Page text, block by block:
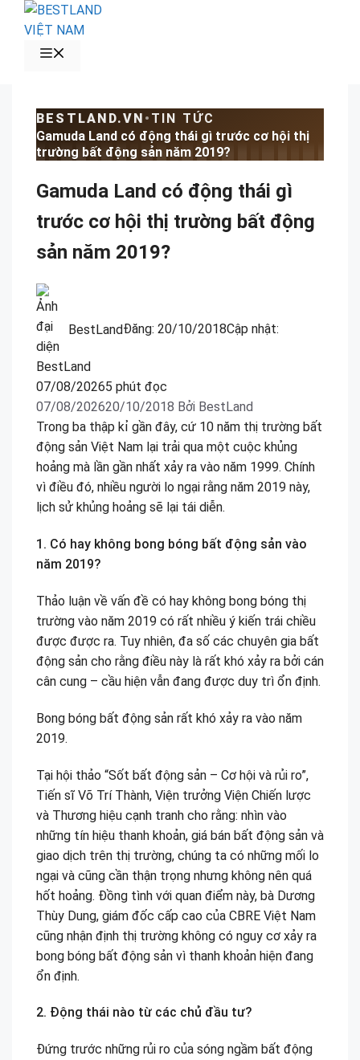
Chuyển
BESTLAND.VN • TIN TỨC
Gamuda Land có động thái gì trước cơ hội thị
trường bất động sản năm 2019?
Gamuda Land có động thái gì
trước cơ hội thị trường bất động
sản năm 2019?
BestLandĐăng: 20/10/2018Cập nhật:
07/08/20265 phút đọc
07/08/202620/10/2018 Bởi BestLand
Trong ba thập kỉ gần đây, cứ 10 năm thị trường bất
động sản Việt Nam lại trải qua một cuộc khủng
hoảng mà lần gần nhất xảy ra vào năm 1999. Chính
vì điều đó, nhiều người lo ngại rằng năm 2019 này,
lịch sử khủng hoảng sẽ lại tái diễn.
1. Có hay không bong bóng bất động sản vào
năm 2019?
Thảo luận về vấn đề có hay không bong bóng thị
trường vào năm 2019 có rất nhiều ý kiến trái chiều
được được ra. Tuy nhiên, đa số các chuyên gia bất
động sản cho rằng điều này là rất khó xảy ra bởi cán
cân cung – cầu hiện vẫn đang được duy trì ổn định.
Bong bóng bất động sản rất khó xảy ra vào năm
2019.
Tại hội thảo “Sốt bất động sản – Cơ hội và rủi ro”,
Tiến sĩ Võ Trí Thành, Viện trưởng Viện Chiến lược
và Thương hiệu cạnh tranh cho rằng: nhìn vào
những tín hiệu thanh khoản, giá bán bất động sản và
giao dịch trên thị trường, chúng ta có những mối lo
ngại và cũng cần thận trọng nhưng không nên quá
hốt hoảng. Đồng tình với quan điểm này, bà Dương
Thùy Dung, giám đốc cấp cao của CBRE Việt Nam
cũng nhận định thị trường không có nguy cơ xảy ra
bong bóng bất động sản vì thanh khoản hiện đang
ổn định.
2. Động thái nào từ các chủ đầu tư?
Đứng trước những rủi ro của sóng ngầm bất động